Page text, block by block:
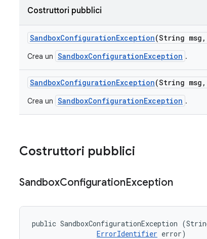
Costruttori pubblici
SandboxConfigurationException(String msg ,
Crea un SandboxConfigurationException .
SandboxConfigurationException(String msg ,
Crea un SandboxConfigurationException .
Costruttori pubblici
SandboxConfigurationException
public SandboxConfigurationException
ErrorIdentifier error)